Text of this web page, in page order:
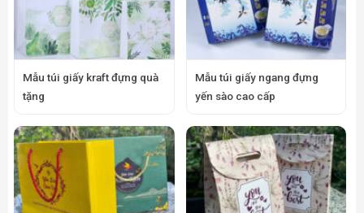
Mẫu túi giấy kraft đựng quà
tặng
Mẫu túi giấy ngang đựng
yến sào cao cấp